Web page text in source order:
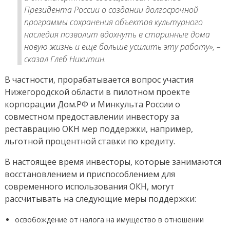
Президента России о создании долгосрочной
программы сохранения объектов культурного
наследия позволит вдохнуть в старинные дома
новую жизнь и еще больше усилить эту работу», –
сказал Глеб Никитин.
В частности, прорабатывается вопрос участия
Нижегородской области в пилотном проекте
корпорации Дом.РФ и Минкульта России о
совместном предоставлении инвестору за
реставрацию ОКН мер поддержки, например,
льготной процентной ставки по кредиту.
В настоящее время инвесторы, которые занимаются
восстановлением и приспособлением для
современного использования ОКН, могут
рассчитывать на следующие меры поддержки:
освобождение от налога на имущество в отношении